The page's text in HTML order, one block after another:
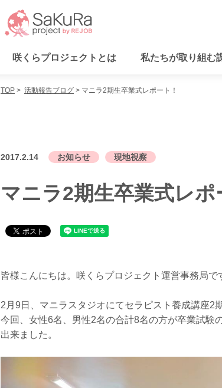
咲くらプロジェクトとは 私たちが取り組む
TOP 活動報告ブログ マニラ2期生卒業式レポート！
2017.2.14 お知らせ 現地視察
マニラ2期生卒業式レポ
皆様こんにちは。咲くらプロジェクト運営事務局で
2月9日、マニラスタジオにてセラピスト養成講座2
今回、女性6名、男性2名の合計8名の方が卒業試験
出来ました。